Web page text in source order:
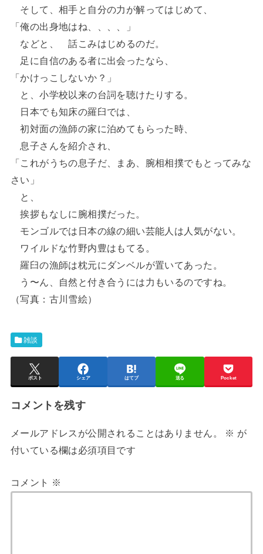
そして、相手と自分の力が解ってはじめて、
「俺の出身地はね、、、、」
などと、 話こみはじめるのだ。
足に自信のある者に出会ったなら、
「かけっこしないか？」
と、小学校以来の台詞を聴けたりする。
日本でも知床の羅臼では、
初対面の漁師の家に泊めてもらった時、
息子さんを紹介され、
「これがうちの息子だ、まあ、腕相相撲でもとってみな
さい」
と、
挨拶もなしに腕相撲だった。
モンゴルでは日本の線の細い芸能人は人気がない。
ワイルドな竹野内豊はもてる。
羅臼の漁師は枕元にダンベルが置いてあった。
う〜ん、自然と付き合うには力もいるのですね。
（写真：古川雪絵）
雑談
ポスト シェア はてブ 送る Pocket
コメントを残す
メールアドレスが公開されることはありません。 ※ が
付いている欄は必須項目です
コメント ※